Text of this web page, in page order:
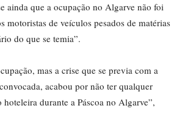
ainda que a ocupação no Algarve não foi
motoristas de veículos pesados de matérias
do que se temia”.
mas a crise que se previa com a
acabou por não ter qualquer
durante a Páscoa no Algarve”,